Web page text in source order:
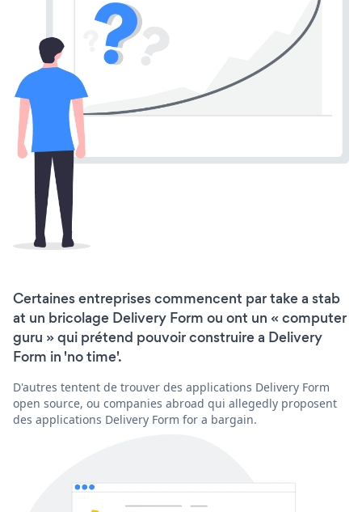
Certaines entreprises commencent par take a stab
at un bricolage Delivery Form ou ont un « computer
guru » qui prétend pouvoir construire a Delivery
Form in 'no time'.
D'autres tentent de trouver des applications Delivery Form
open source, ou companies abroad qui allegedly proposent
des applications Delivery Form for a bargain.